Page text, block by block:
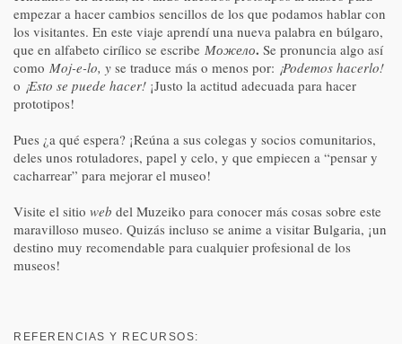
empezar a hacer cambios sencillos de los que podamos hablar con
los visitantes. En este viaje aprendí una nueva palabra en búlgaro,
que en alfabeto cirílico se escribe Можело. Se pronuncia algo así
como Moj-e-lo, y se traduce más o menos por: ¡Podemos hacerlo!
o ¡Esto se puede hacer! ¡Justo la actitud adecuada para hacer
prototipos!
Pues ¿a qué espera? ¡Reúna a sus colegas y socios comunitarios,
deles unos rotuladores, papel y celo, y que empiecen a “pensar y
cacharrear” para mejorar el museo!
Visite el sitio web del Muzeiko para conocer más cosas sobre este
maravilloso museo. Quizás incluso se anime a visitar Bulgaria, ¡un
destino muy recomendable para cualquier profesional de los
museos!
REFERENCIAS Y RECURSOS: